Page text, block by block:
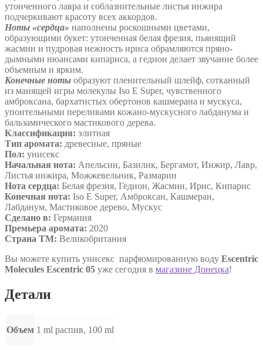
утонченного лавра и соблазнительные листья инжира
подчеркивают красоту всех аккордов.
Ноты «сердца» наполнены роскошными цветами,
образующими букет: утонченная белая фрезия, пьянящий
жасмин и пудровая нежность ириса обрамляются пряно-
дымными нюансами кипариса, а гедион делает звучание более
объемным и ярким.
Конечные ноты образуют пленительный шлейф, сотканный
из манящей игры молекулы Iso E Super, чувственного
амброксана, бархатистых обертонов кашмерана и мускуса,
упоительными переливами кожано-мускусного лабданума и
бальзамического мастикового дерева.
Классификация: элитная
Тип аромата: древесные, пряные
Пол: унисекс
Начальная нота: Апельсин, Базилик, Бергамот, Инжир, Лавр,
Листья инжира, Можжевельник, Размарин
Нота сердца: Белая фрезия, Гедион, Жасмин, Ирис, Кипарис
Конечная нота: Iso E Super, Амброксан, Кашмеран,
Лабданум, Мастиковое дерево, Мускус
Сделано в: Германия
Премьера аромата: 2020
Страна ТМ: Великобритания
Вы можете купить унисекс парфюмированную воду Escentric
Molecules Escentric 05 уже сегодня в магазине Донецка!
Детали
Объем 1 ml распив, 100 ml